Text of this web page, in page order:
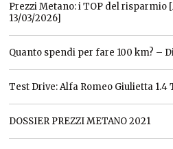
Prezzi Metano: i TOP del risparmio
13/03/2026]
Quanto spendi per fare 100 km? –
Test Drive: Alfa Romeo Giulietta 1.4
DOSSIER PREZZI METANO 2021